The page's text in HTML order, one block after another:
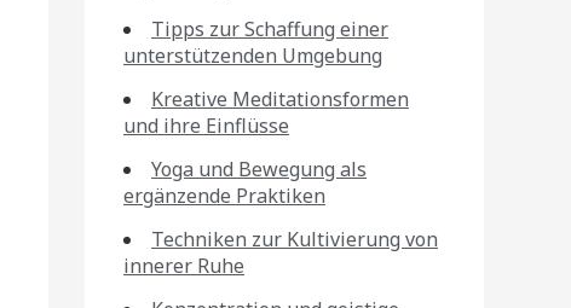
Tipps zur Schaffung einer
unterstützenden Umgebung
Kreative Meditationsformen
und ihre Einflüsse
Yoga und Bewegung als
ergänzende Praktiken
Techniken zur Kultivierung von
innerer Ruhe